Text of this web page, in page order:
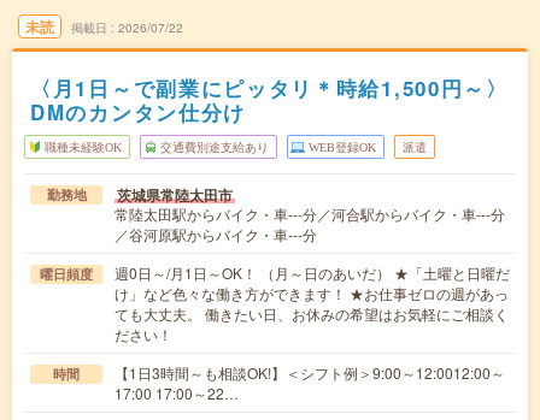
未読 掲載日 2026/07/22
〈月1日～で副業にピッタリ＊時給1,500円～〉
DMのカンタン仕分け
職種未経験OK 交通費別途支給あり WEB登録OK 派遣
勤務地 茨城県常陸太田市
常陸太田駅からバイク・車---分／河合駅からバイク・車---分
／谷河原駅からバイク・車---分
曜日頻度
週0日～/月1日～OK！ （月～日のあいだ） ★「土曜と日曜だ
け」など色々な働き方ができます！ ★お仕事ゼロの週があっ
ても大丈夫。 働きたい日、お休みの希望はお気軽にご相談く
ださい！
時間
【1日3時間～も相談OK!】＜シフト例＞9:00～12:0012:00～
17:00 17:00～22…